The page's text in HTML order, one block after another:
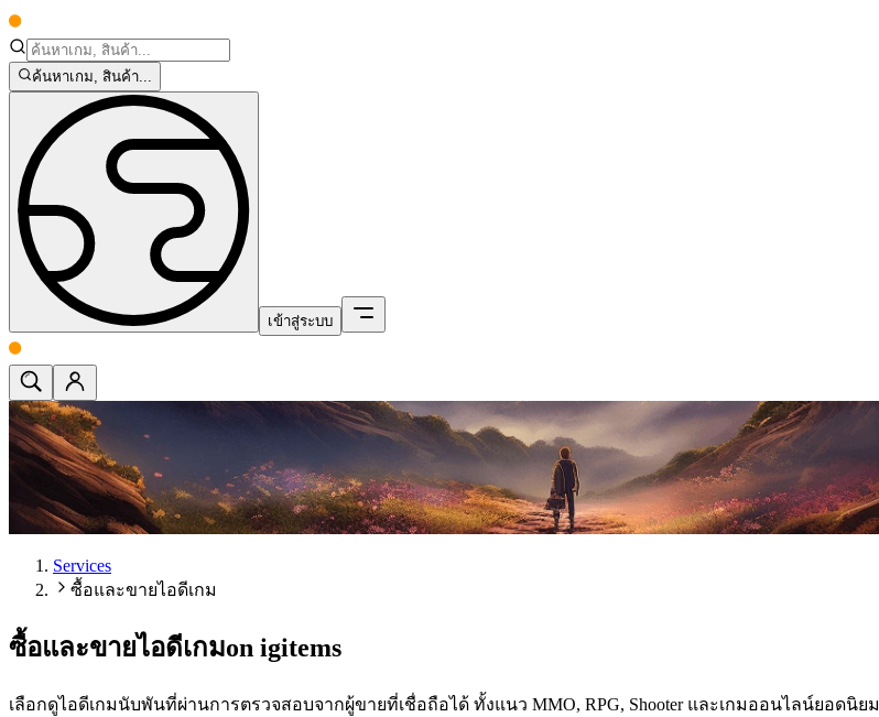
ค้นหาเกม, สินค้า...
เข้าสู่ระบบ
Services
ซื้อและขายไอดีเกม
ซื้อและขายไอดีเกมon igitems
เลือกดูไอดีเกมนับพันที่ผ่านการตรวจสอบจากผู้ขายที่เชื่อถือได้ ทั้งแนว MMO, RPG, Shooter และเกมออนไลน์ยอดนิยม